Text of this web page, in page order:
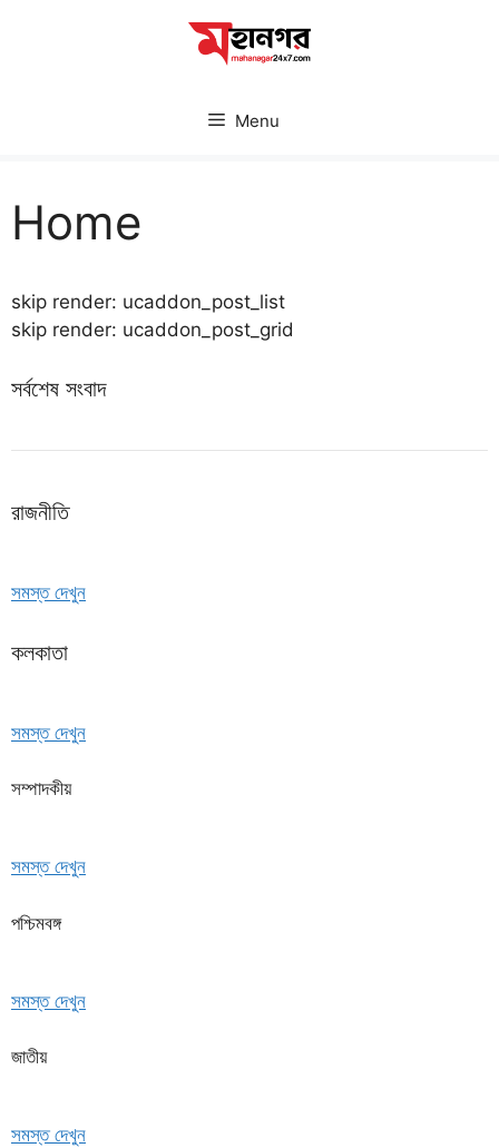
Menu
Home
skip render: ucaddon_post_list
skip render: ucaddon_post_grid
সর্বশেষ সংবাদ
রাজনীতি
সমস্ত দেখুন
কলকাতা
সমস্ত দেখুন
সম্পাদকীয়
সমস্ত দেখুন
পশ্চিমবঙ্গ
সমস্ত দেখুন
জাতীয়
সমস্ত দেখুন